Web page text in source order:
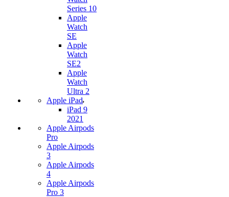
Series 10
Apple
Watch
SE
Apple
Watch
SE2
Apple
Watch
Ultra 2
Apple iPad
iPad 9
2021
Apple Airpods
Pro
Apple Airpods
3
Apple Airpods
4
Apple Airpods
Pro 3